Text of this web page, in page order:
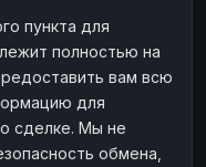
пункта для
полностью на
вам всю
для
сделке. Мы не
обмена,